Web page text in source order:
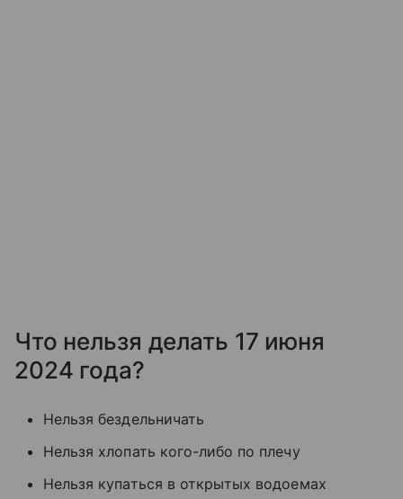
Что нельзя делать 17 июня
2024 года?
Нельзя бездельничать
Нельзя хлопать кого-либо по плечу
Нельзя купаться в открытых водоемах